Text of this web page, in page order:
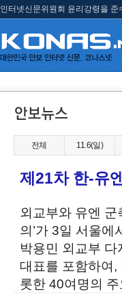
인터넷신문위원회 윤리강령을 준
전체 11.6(일)
제21차 한-유
외교부와 유엔 군
의’가 3일 서울
박용민 외교부
대표를 포함하여
롯한 40여명의